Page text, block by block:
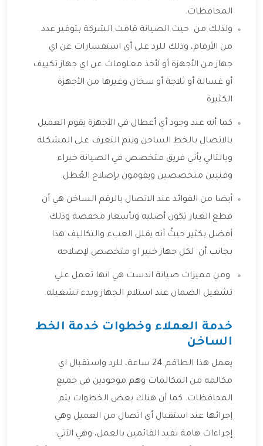
المحافظات.
ولذلك من حيث الصيانة قامت الشركة بتوفير عدد
من الأرقام، وذلك للرد على أي استفسارات عن اي
جهاز من الأجهزة أو لأخذ معلومات عن اي جهاز تكييف
أو غسالة أو ثلاجة أو سخان وغيرها من الأجهزة
الكثيرة
كما أنه عند وجود أي أعطال في الأجهزة يقوم العميل
بالاتصال بالخط الساخن ويتم التعرف على المشكلة
وبالتالي يأتي فريق متخصص في الصيانة خبراء
وفنيين متخصصين ويقومون بإصلاح العُطل.
أيضا من الفوائد عند الاتصال بالرقم الساخن هي أن
قطع الغيار تكون أصليه وبأسعار مخفضة وذلك
أفضل بكثير حيثُ أنه يقلل العبء والتكاليف هذا
بجانب أن لكل جهاز خبير او متخصص لإصلاحه
ومن مميزات صيانة اندست هي انها تعمل علي
تشغيل الضمان عند استلام الجهاز وبدء تشغيله.
خدمة العملاء وخطوات خدمة الخط
الساخن
يعمل هذا الطاقم 24 ساعة، للرد واستقبال اي
مكالمه من المكالمات وهم موجودين في جميع
المحافظات. كما أن هناك بعض الخطوات يتم
إجرائها عند استقبال أي اتصال من العميل وهي
إجراءات هامة تفيد القائمين بالعمل، وهي الآتي: